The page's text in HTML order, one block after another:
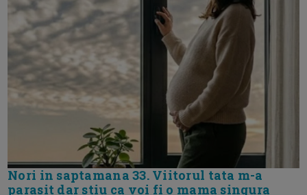
Nori in saptamana 33. Viitorul tata m-a
parasit dar stiu ca voi fi o mama singura